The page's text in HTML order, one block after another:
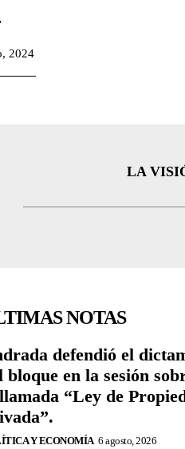
2024
LA
NOTAS
defendió el
bloque en la sesión
“Ley de
Y ECONOMÍA 6 agosto, 2026